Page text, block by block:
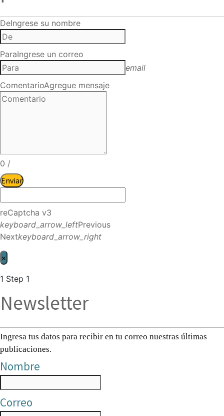
DeIngrese su nombre
ParaIngrese un correo
email
ComentarioAgregue mensaje
0 /
Enviar
reCaptcha v3
keyboard_arrow_leftPrevious
Nextkeyboard_arrow_right
×
1 Step 1
Newsletter
Ingresa tus datos para recibir en tu correo nuestras últimas
publicaciones.
Nombre
Correo